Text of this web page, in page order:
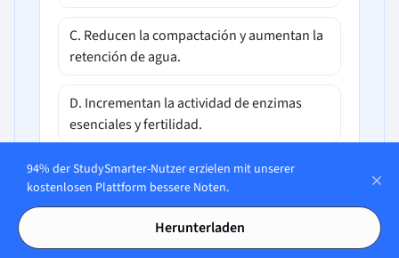
C. Reducen la compactación y aumentan la
retención de agua.
D. Incrementan la actividad de enzimas
esenciales y fertilidad.
94% der StudySmarter-Nutzer erzielen mit unserer
kostenlosen Plattform bessere Noten.
Herunterladen